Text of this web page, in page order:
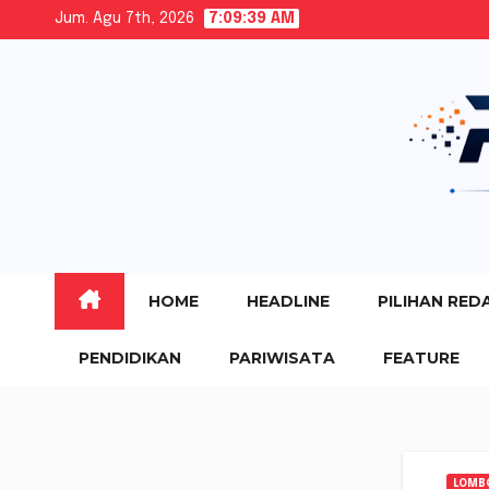
Jum. Agu 7th, 2026 7:09:40 AM
HOME HEADLINE PILIHAN
PENDIDIKAN PARIWISATA FEATURE